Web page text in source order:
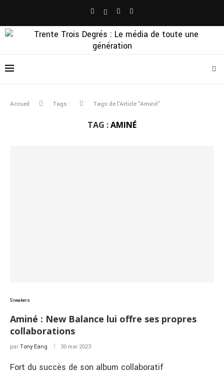
Accueil Tags : Tags de l'Article "Aminé"
TAG :AMINÉ
Sneakers
Aminé : New Balance lui offre ses propres
collaborations
par Tony Eang 30 mai 2023
Fort du succès de son album collaboratif